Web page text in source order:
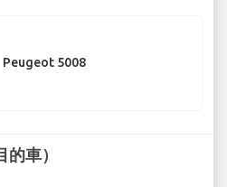
Peugeot 5008
車）